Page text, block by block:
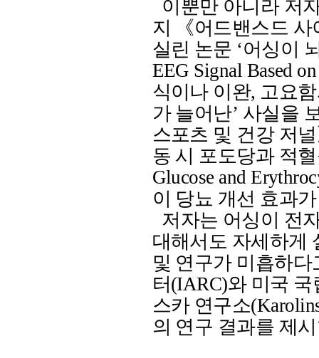
이뿐만 아니라 저
지 《어드밴스드 사
실린 논문 ‘어싱이
EEG Signal Based
식이나 이완, 고요
가 늘어난’ 사실을
스포츠 및 건강 저
동 시 포도당과 적
Glucose and
이 당뇨 개선 효과
저자는 어싱이 전
대해서도 자세하게
및 연구가 미흡하
터 (IARC)와 미국
스카 연구소
의 연구 결과를 제